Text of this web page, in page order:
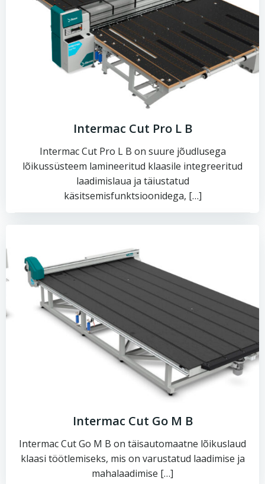
Intermac Cut Pro L B
Intermac Cut Pro L B on suure jõudlusega
lõikussüsteem lamineeritud klaasile integreeritud
laadimislaua ja täiustatud
käsitsemisfunktsioonidega, […]
Intermac Cut Go M B
Intermac Cut Go M B on täisautomaatne lõikuslaud
klaasi töötlemiseks, mis on varustatud laadimise ja
mahalaadimise […]